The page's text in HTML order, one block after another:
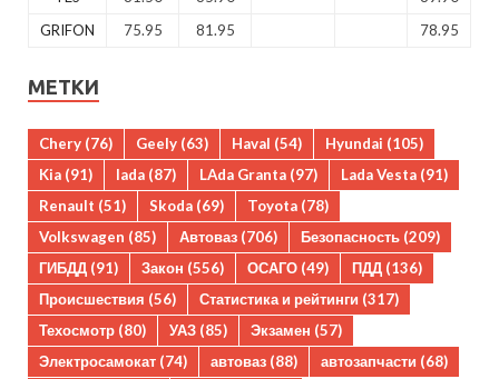
GRIFON
75.95 81.95 78.95
МЕТКИ
Chery (76) Geely (63) Haval (54) Hyundai (105)
Kia (91) lada (87) LAda Granta (97) Lada Vesta (91)
Renault (51) Skoda (69) Toyota (78)
Volkswagen (85) Автоваз (706) Безопасность (209)
ГИБДД (91) Закон (556) ОСАГО (49) ПДД (136)
Происшествия (56) Статистика и рейтинги (317)
Техосмотр (80) УАЗ (85) Экзамен (57)
Электросамокат (74) автоваз (88) автозапчасти (68)